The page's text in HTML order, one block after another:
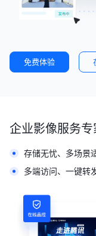
免费体验
企业影像服务专
存储无忧、多场景
多端访问、一键转